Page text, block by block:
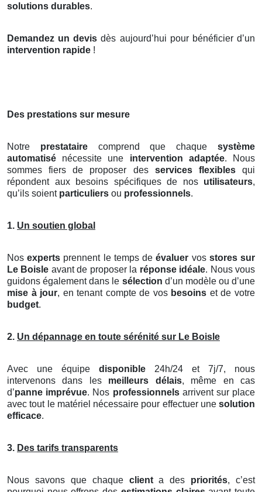
solutions durables.
Demandez un devis dès aujourd’hui pour bénéficier d’un
intervention rapide !
Des prestations sur mesure
Notre prestatairecomprend que chaquesystème
automatisé nécessite une intervention adaptée. Nous
sommes fiers de proposer des services flexiblesqui
répondent aux besoins spécifiques de nos utilisateurs,
qu’ils soient particuliers ou professionnels.
1. Un soutien global
Nosexperts prennent le temps deévaluer vos stores sur
Le Boisle avant de proposer la réponse idéale. Nous vous
guidons également dans le sélection d’un modèle ou d’une
mise à jour, en tenant compte de vos besoins et de votre
budget.
2. Un dépannage en toute sérénité sur Le Boisle
Avec une équipe disponible 24h/24 et 7j/7, nous
intervenons dans les meilleurs délais, même en cas
d’panne imprévue. Nos professionnelsarrivent sur place
avec tout le matériel nécessaire pour effectuer une solution
efficace.
3. Des tarifs transparents
Nous savons que chaque clienta des priorités, c’est